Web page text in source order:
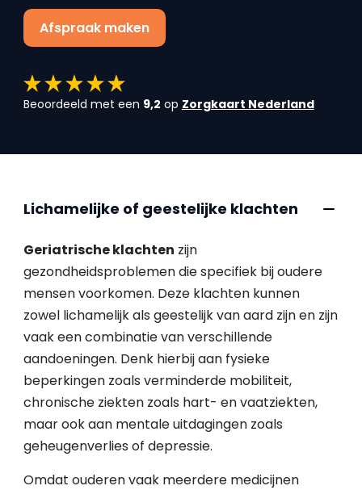
Afspraak maken
Beoordeeld met een 9,2 op Zorgkaart Nederland
Lichamelijke of geestelijke klachten
Geriatrische klachten zijn
gezondheidsproblemen die specifiek bij oudere
mensen voorkomen. Deze klachten kunnen
zowel lichamelijk als geestelijk van aard zijn en zijn
vaak een combinatie van verschillende
aandoeningen. Denk hierbij aan fysieke
beperkingen zoals verminderde mobiliteit,
chronische ziekten zoals hart- en vaatziekten,
maar ook aan mentale uitdagingen zoals
geheugenverlies of depressie.
Omdat ouderen vaak meerdere medicijnen